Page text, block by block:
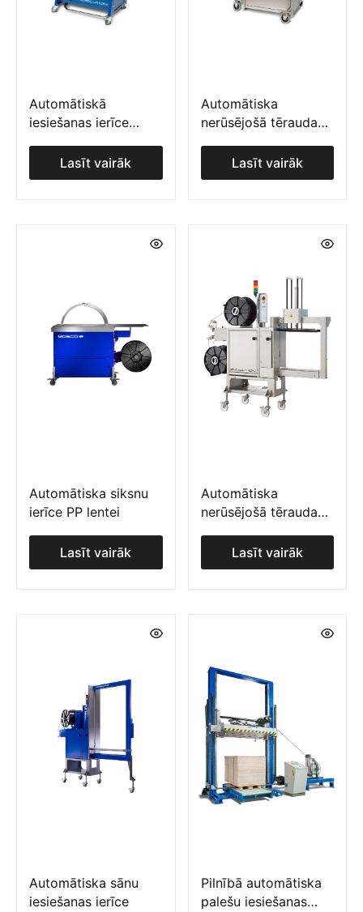
Automātiskā
iesiešanas ierīce
Lasīt vairāk
Automātiska
nerūsējošā tērauda
Lasīt vairāk
Automātiska siksnu
ierīce PP lentei
Lasīt vairāk
Automātiska
nerūsējošā tērauda
ierīceLasīt vairāk
Automātiska sānu
iesiešanas ierīce
Pilnībā automātiska
palešu iesiešanas